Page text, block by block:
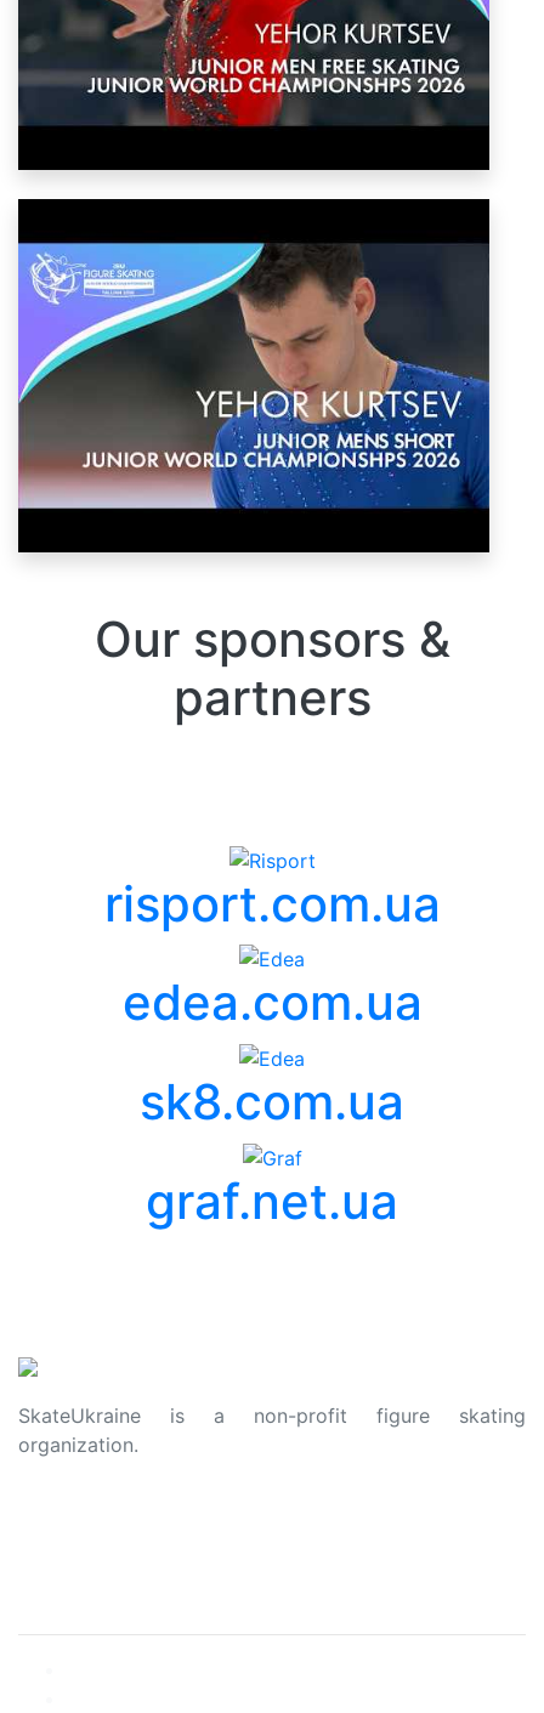
Our sponsors &
partners
risport.com.ua
edea.com.ua
sk8.com.ua
graf.net.ua
SkateUkraine is a non-profit figure skating
organization.